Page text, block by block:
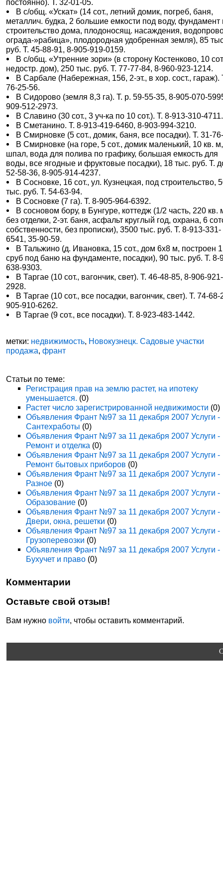
постоянно). Т. 32-01-05.
В с/общ. «Ускат» (14 сот., летний домик, погреб, баня,
металлич. будка, 2 большие емкости под воду, фундамент
строительство дома, плодоносящ. насаждения,
ограда-»рабица», плодородная удобренная земля), 85
руб. Т. 45-88-91, 8-905-919-0159.
В с/общ. «Утренние зори» (в сторону Костенково, 10
недостр. дом), 250 тыс. руб. Т. 77-77-84, 8-960-923-1214.
В Сарбале (Набережная, 156, 2-эт., в хор. сост., гараж).
76-25-56.
В Сидорово (земля 8,3 га). Т. р. 59-55-35, 8-905-070-
909-512-2973.
В Славино (30 сот., 3 уч-ка по 10 сот.). Т. 8-913-310-4711.
В Сметанино. Т. 8-913-419-6460, 8-903-994-3210.
В Смирновке (5 сот., домик, баня, все посадки). Т. 31-
В Смирновке (на горе, 5 сот., домик маленький, 10 кв.
шпал, вода для полива по графику, большая емкость для
воды, все ягодные и фруктовые посадки), 18 тыс. руб. Т.
52-58-36, 8-905-914-4237.
В Сосновке, 16 сот., ул. Кузнецкая, под строительство,
тыс. руб. Т. 54-63-94.
В Сосновке (7 га). Т. 8-905-964-6392.
В сосновом бору, в Бунгуре, коттедж (1/2 часть, 220 кв.
без отделки, 2-эт. баня, асфальт круглый год, охрана, 6
собственности, без прописки), 3500 тыс. руб. Т. 8-913-331-
6541, 35-90-59.
В Тальжино (д. Ивановка, 15 сот., дом 6х8 м, построен 1
сруб под баню на фундаменте, посадки), 90 тыс. руб. Т. 8-
638-9303.
В Таргае (10 сот., вагончик, свет). Т. 46-48-85, 8-906-921-
2928.
В Таргае (10 сот., все посадки, вагончик, свет). Т. 74-68-
905-910-6262.
В Таргае (9 сот., все посадки). Т. 8-923-483-1442.
метки: недвижимость, Новокузнецк. Садовые участки
продажа,франт
Статьи по теме:
Регистрация прав на землю растет, на ипотеку
уменьшается. (0)
Растет число зарегистрированной недвижимости (0)
Объявления Франт №97 за 11 декабря 2007 Услуги -
Сантехработы (0)
Объявления Франт №97 за 11 декабря 2007 Услуги -
Ремонт и отделка (0)
Объявления Франт №97 за 11 декабря 2007 Услуги -
Ремонт бытовых приборов (0)
Объявления Франт №97 за 11 декабря 2007 Услуги -
Разное (0)
Объявления Франт №97 за 11 декабря 2007 Услуги -
Образование (0)
Объявления Франт №97 за 11 декабря 2007 Услуги -
Двери, окна, решетки (0)
Объявления Франт №97 за 11 декабря 2007 Услуги -
Грузоперевозки (0)
Объявления Франт №97 за 11 декабря 2007 Услуги -
Бухучет и право (0)
Комментарии
Оставьте свой отзыв!
Вам нужно войти, чтобы оставить комментарий.